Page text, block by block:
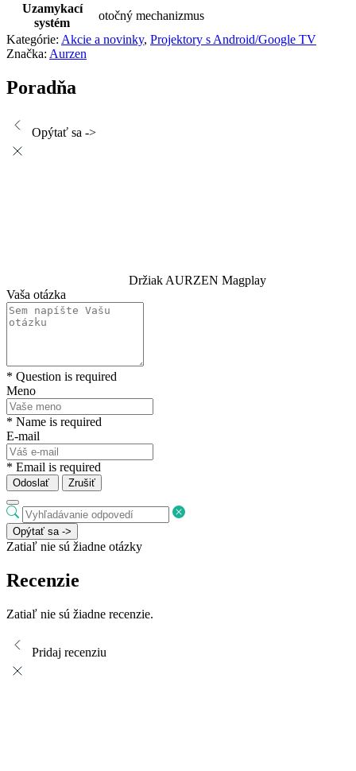
Uzamykací
systém
otočný mechanizmus
Kategórie: Akcie a novinky, Projektory s Android/Google TV
Značka: Aurzen
Poradňa
Opýtať sa ->
Držiak AURZEN Magplay
Vaša otázka
* Question is required
Meno
* Name is required
E-mail
* Email is required
Odoslať Zrušiť
Opýtať sa ->
Zatiaľ nie sú žiadne otázky
Recenzie
Zatiaľ nie sú žiadne recenzie.
Pridaj recenziu